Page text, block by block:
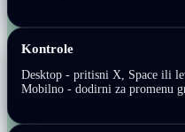
Kontrole
Desktop - pritisni X, Space ili
Mobilno - dodirni za promenu